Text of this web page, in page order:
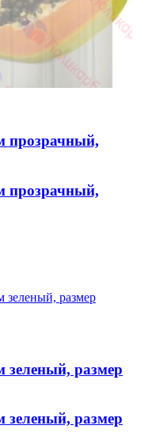
прозрачный,
прозрачный,
размер
размер